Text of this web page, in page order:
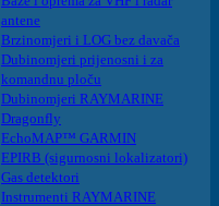
antene
Brzinomjeri i LOG bez davača
Dubinomjeri prijenosni i za
komandnu ploču
Dubinomjeri RAYMARINE
Dragonfly
EchoMAP™ GARMIN
EPIRB (sigurnosni lokalizatori)
Gas detektori
Instrumenti RAYMARINE